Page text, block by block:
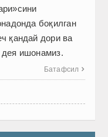
боқилган
қандай дори ва
ишонамиз.
Батафсил 